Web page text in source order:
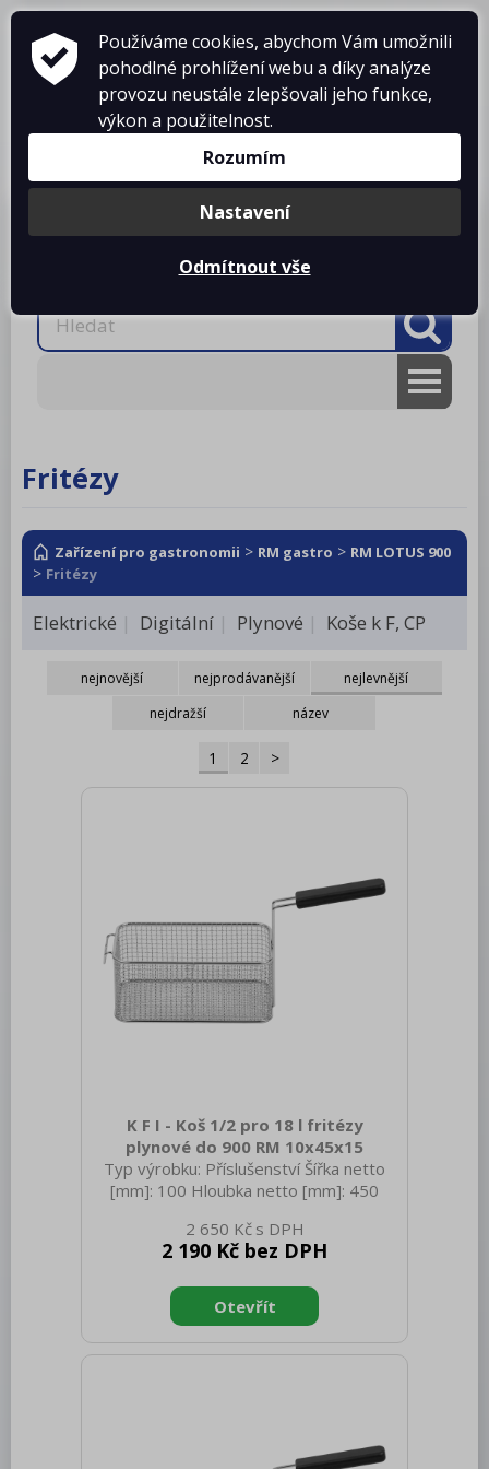
Košík je prázdný
O firmě
Projekty kuchyní
Ke stažení
RM gastro
RM LOTUS 700
RM LOTUS 900
Roboty, příprava masa a zeleniny
Pizza program
Konvektomaty
Chlazení
Drop In - Monoblok
Bufety, drop-in, vitríny, výdejní vany a
vodní lázně
REDFOX 600
REDFOX 700
Volně stojící moduly
Nerezový program
Stolní zařízení
Fritézy
Zařízení pro gastronomii > RM gastro > RM LOTUS 900
> Fritézy
Elektrické Digitální Plynové Koše k F, CP
nejnovější nejprodávanější
nejlevnější
nejdražší
název
1 2 >
K F I - Koš 1/2 pro 18 l fritézy
plynové do 900 RM 10x45x15
Typ výrobku: Příslušenství Šířka netto
[mm]: 100 Hloubka netto [mm]: 450
[kg]: 1.30 Šířka brutto [mm]: 200
Hloubka brutto [mm]: 600 Výška brutto
Materiál: Nerez
2 650 Kč
2 190 Kč bez DPH
Používáme cookies, abychom Vám umožnili
pohodlné prohlížení webu a díky analýze
provozu neustále zlepšovali jeho funkce,
výkon a použitelnost.
Rozumím
Nastavení
Odmítnout vše